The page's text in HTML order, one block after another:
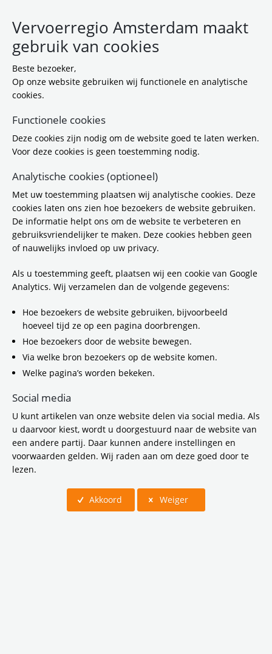
Routebeschrijving
Vervoerregio Amsterdam
Routebeschrijving Termini
6-2-2023 15:48
Download:Routebeschrijving
Vervoerregio Amsterdam
Gerelateerde items
Vervoerregio Amsterdam maakt
gebruik van cookies
Beste bezoeker,
Op onze website gebruiken wij functionele en analytische
cookies.
Functionele cookies
Deze cookies zijn nodig om de website goed te laten werken.
Voor deze cookies is geen toestemming nodig.
Analytische cookies (optioneel)
Met uw toestemming plaatsen wij analytische cookies. Deze
cookies laten ons zien hoe bezoekers de website gebruiken.
De informatie helpt ons om de website te verbeteren en
gebruiksvriendelijker te maken. Deze cookies hebben geen
of nauwelijks invloed op uw privacy.
Als u toestemming geeft, plaatsen wij een cookie van Google
Analytics. Wij verzamelen dan de volgende gegevens:
Hoe bezoekers de website gebruiken, bijvoorbeeld
hoeveel tijd ze op een pagina doorbrengen.
Hoe bezoekers door de website bewegen.
Via welke bron bezoekers op de website komen.
Welke pagina’s worden bekeken.
Social media
U kunt artikelen van onze website delen via social media. Als
u daarvoor kiest, wordt u doorgestuurd naar de website van
een andere partij. Daar kunnen andere instellingen en
voorwaarden gelden. Wij raden aan om deze goed door te
lezen.
Akkoord Weiger